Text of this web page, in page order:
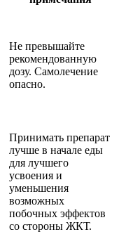
Не превышайте
рекомендованную
дозу. Самолечение
опасно.
Принимать препарат
лучше в начале еды
для лучшего
усвоения и
уменьшения
возможных
побочных эффектов
со стороны ЖКТ.